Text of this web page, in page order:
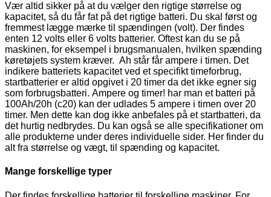
Vær altid sikker på at du vælger den rigtige størrelse og
kapacitet, så du får fat på det rigtige batteri. Du skal først og
fremmest lægge mærke til spændingen (volt). Der findes
enten 12 volts eller 6 volts batterier. Oftest kan du se på
maskinen, for eksempel i brugsmanualen, hvilken spænding
køretøjets system kræver. Ah står får ampere i timen. Det
indikere batteriets kapacitet ved et specifikt timeforbrug,
startbatterier er altid opgivet i 20 timer da det ikke egner sig
som forbrugsbatteri. Ampere og timer! har man et batteri på
100Ah/20h (c20) kan der udlades 5 ampere i timen over 20
timer. Men dette kan dog ikke anbefales på et startbatteri, da
det hurtig nedbrydes. Du kan også se alle specifikationer om
alle produkterne under deres individuelle sider. Her finder du
alt fra størrelse og vægt, til spænding og kapacitet.
Mange forskellige typer